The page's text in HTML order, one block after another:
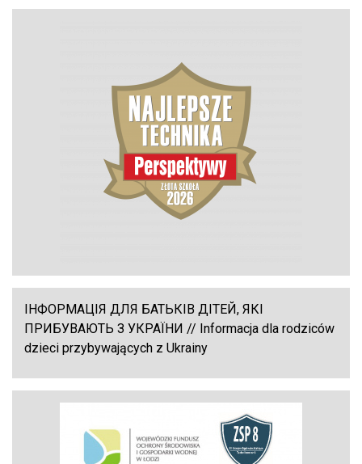
ІНФОРМАЦІЯ ДЛЯ БАТЬКІВ ДІТЕЙ, ЯКІ
ПРИБУВАЮТЬ З УКРАЇНИ // Informacja dla rodziców
dzieci przybywających z Ukrainy